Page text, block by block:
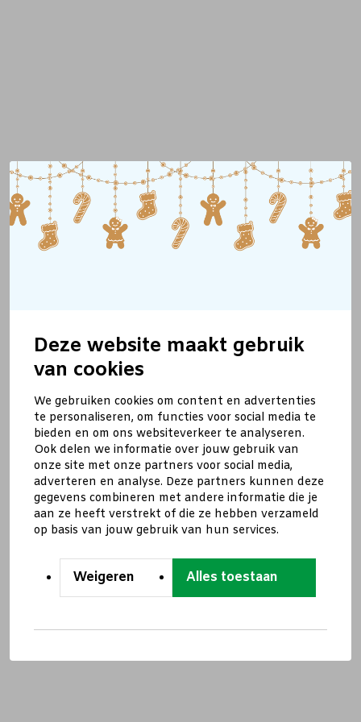
Deze website maakt gebruik
van cookies
We gebruiken cookies om content en advertenties
te personaliseren, om functies voor social media te
bieden en om ons websiteverkeer te analyseren.
Ook delen we informatie over jouw gebruik van
onze site met onze partners voor social media,
adverteren en analyse. Deze partners kunnen deze
gegevens combineren met andere informatie die je
aan ze heeft verstrekt of die ze hebben verzameld
op basis van jouw gebruik van hun services.
Weigeren Alles toestaan